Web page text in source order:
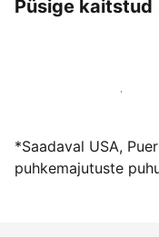
Püsige kaitstud
Võõrusta meiega
*Saadaval USA,
puhkemajutuste